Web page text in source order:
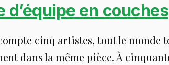
d’équipe en couches
cinq artistes, tout le monde
dans la même pièce. À